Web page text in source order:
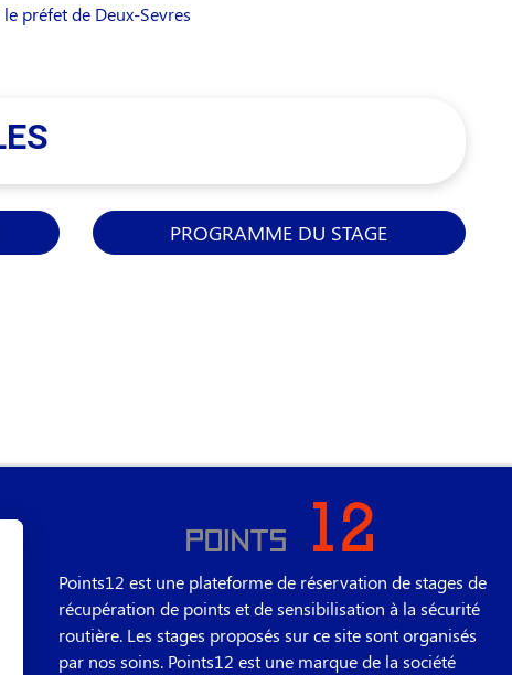
préfet de Deux-Sevres
PROGRAMME DU STAGE
Points12 est une plateforme de réservation de stages de
récupération de points et de sensibilisation à la sécurité
routière. Les stages proposés sur ce site sont organisés
par nos soins. Points12 est une marque de la société